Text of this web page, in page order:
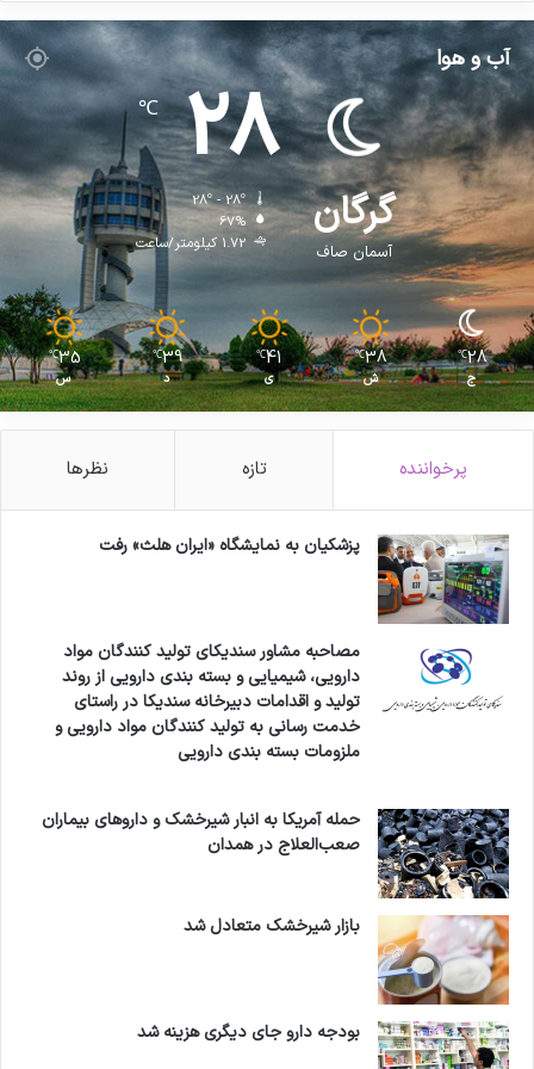
آب و هوا
گرگان
آسمان صاف
28
℃
28º - 28º
67%
1.72 کیلومتر/ساعت
28
℃
ج
38
℃
ش
41
℃
ی
39
℃
د
35
℃
س
پرخواننده تازه نظرها
پزشکیان به نمایشگاه «ایران هلث» رفت
مصاحبه مشاور سندیکای تولید کنندگان مواد
دارویی، شیمیایی و بسته بندی دارویی از روند
تولید و اقدامات دبیرخانه سندیکا در راستای
خدمت رسانی به تولید کنندگان مواد دارویی و
ملزومات بسته بندی دارویی
حمله آمریکا به انبار شیرخشک و داروهای بیماران
صعب‌العلاج در همدان
بازار شیرخشک متعادل شد
بودجه دارو جای دیگری هزینه شد